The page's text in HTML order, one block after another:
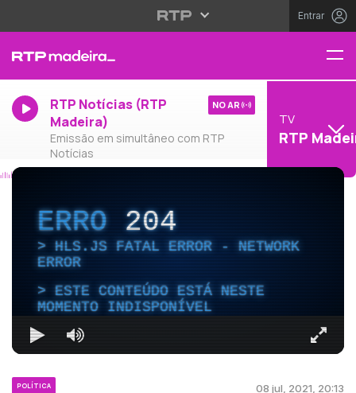
Entrar
RTP Notícias (RTP
Madeira)
Emissão em simultâneo com RTP
Notícias
NO AR
TV
RTP
ERRO204
HLS.JS FATAL ERROR - NETWORK
ERROR
ESTE CONTEÚDO ESTÁ NESTE
MOMENTO INDISPONÍVEL
POLÍTICA 08 jul, 2021, 20:13